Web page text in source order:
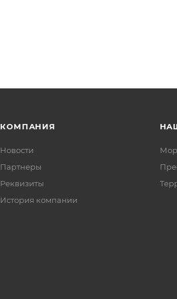
КОМПАНИЯ
Новости
Партнеры
Реквизиты
История компании